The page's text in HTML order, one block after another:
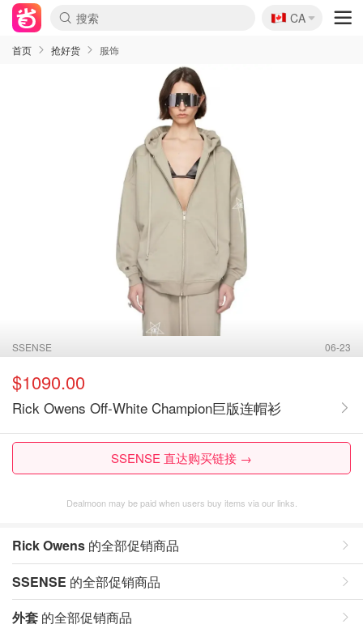
🇨🇦
CA
首页 抢好货 服饰
SSENSE 06-23
$1090.00
Rick Owens Off-White Champion巨版连帽衫
SSENSE 直达购买链接 →
Dealmoon may be paid when users buy items via our links.
Rick Owens 的全部促销商品
SSENSE 的全部促销商品
外套 的全部促销商品